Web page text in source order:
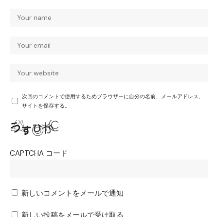
次回のコメントで使用するためブラウザーに自分の名前、メールアドレス、
サイトを保存する。
CAPTCHA コード
新しいコメントをメールで通知
新しい投稿をメールで受け取る